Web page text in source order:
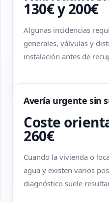
130€ y 200€
Algunas incidencias
generales, válvulas y
instalación antes de
Avería urgente sin
Coste
260€
Cuando la vivienda o
agua y existen varios
diagnóstico suele